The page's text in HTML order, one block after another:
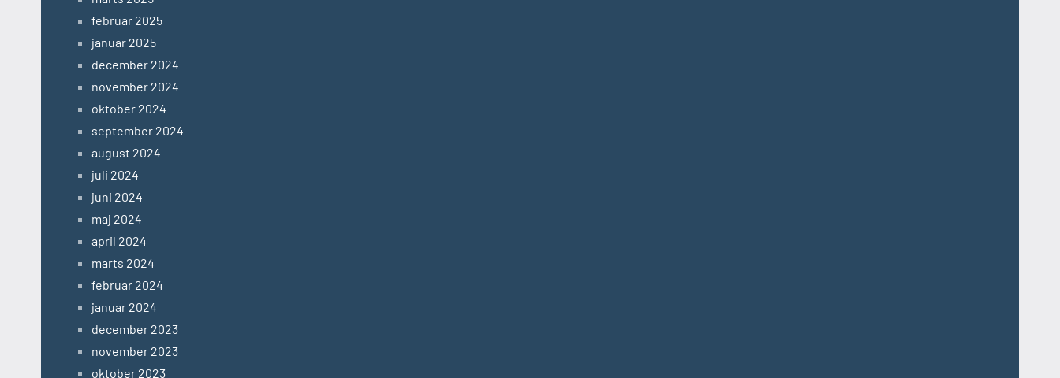
februar 2025
januar 2025
december 2024
november 2024
oktober 2024
september 2024
august 2024
juli 2024
juni 2024
maj 2024
april 2024
marts 2024
februar 2024
januar 2024
december 2023
november 2023
oktober 2023